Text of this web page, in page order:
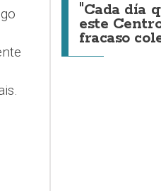
"Cada día
este
fracaso